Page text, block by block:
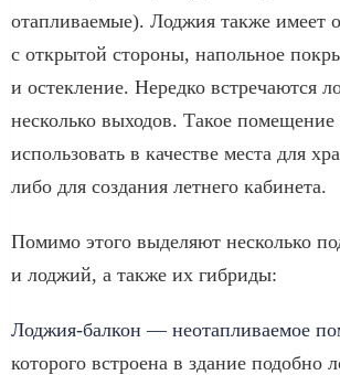
отапливаемые). Лоджия также имеет
с открытой стороны, напольное
и остекление. Нередко встречаются
несколько выходов. Такое
использовать в качестве места для
либо для создания летнего кабинета.
Помимо этого выделяют несколько
и лоджий, а также их гибриды:
Лоджия-балкон — неотапливаемое
которого встроена в здание подобно